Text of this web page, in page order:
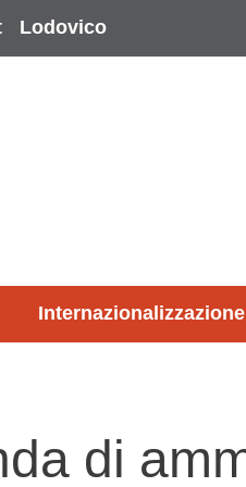
Lodovico
Internazionalizzazione
di